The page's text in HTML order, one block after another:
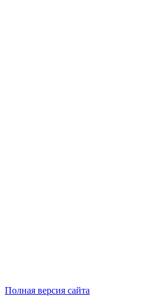
Полная версия сайта